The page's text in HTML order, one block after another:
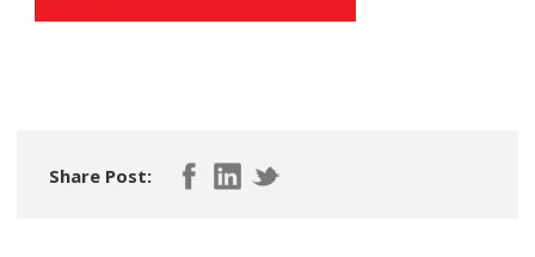
Share Post: